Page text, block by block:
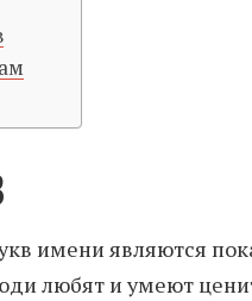
имени являются
любят и умеют